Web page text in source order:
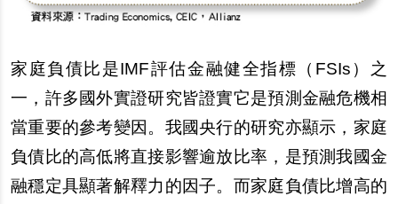
家庭負債比是IMF評估金融健全指標（FSIs）之
一，許多國外實證研究皆證實它是預測金融危機相
當重要的參考變因。我國央行的研究亦顯示，家庭
負債比的高低將直接影響逾放比率，是預測我國金
融穩定具顯著解釋力的因子。而家庭負債比增高的